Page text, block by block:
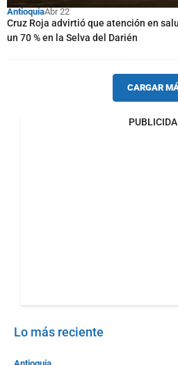
AntioquiaAbr 22
Cruz Roja advirtió que atención en
un 70 % en la Selva del Darién
CARGAR
Lo más reciente